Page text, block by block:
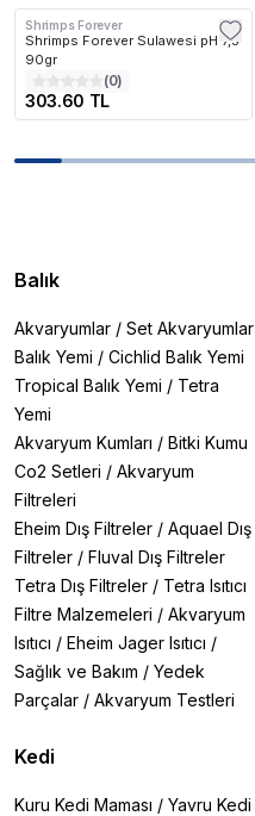
Shrimps Forever
Shrimps Forever Sulawesi pH 7,5
90gr
(0)
303.60 TL
Balık
Akvaryumlar / Set Akvaryumlar
Balık Yemi / Cichlid Balık Yemi
Tropical Balık Yemi / Tetra
Yemi
Akvaryum Kumları / Bitki Kumu
Co2 Setleri / Akvaryum
Filtreleri
Eheim Dış Filtreler / Aquael Dış
Filtreler / Fluval Dış Filtreler
Tetra Dış Filtreler / Tetra Isıtıcı
Filtre Malzemeleri / Akvaryum
Isıtıcı / Eheim Jager Isıtıcı /
Sağlık ve Bakım / Yedek
Parçalar / Akvaryum Testleri
Kedi
Kuru Kedi Maması / Yavru Kedi